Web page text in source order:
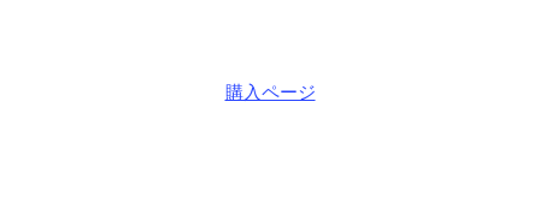
購入ページ